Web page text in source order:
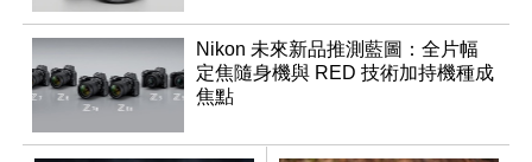
Nikon 未來新品推測藍圖：全片幅
定焦隨身機與 RED 技術加持機種成
焦點